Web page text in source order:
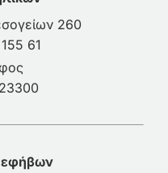
260
61
εφήβων